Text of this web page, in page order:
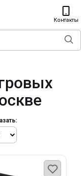
Контакты